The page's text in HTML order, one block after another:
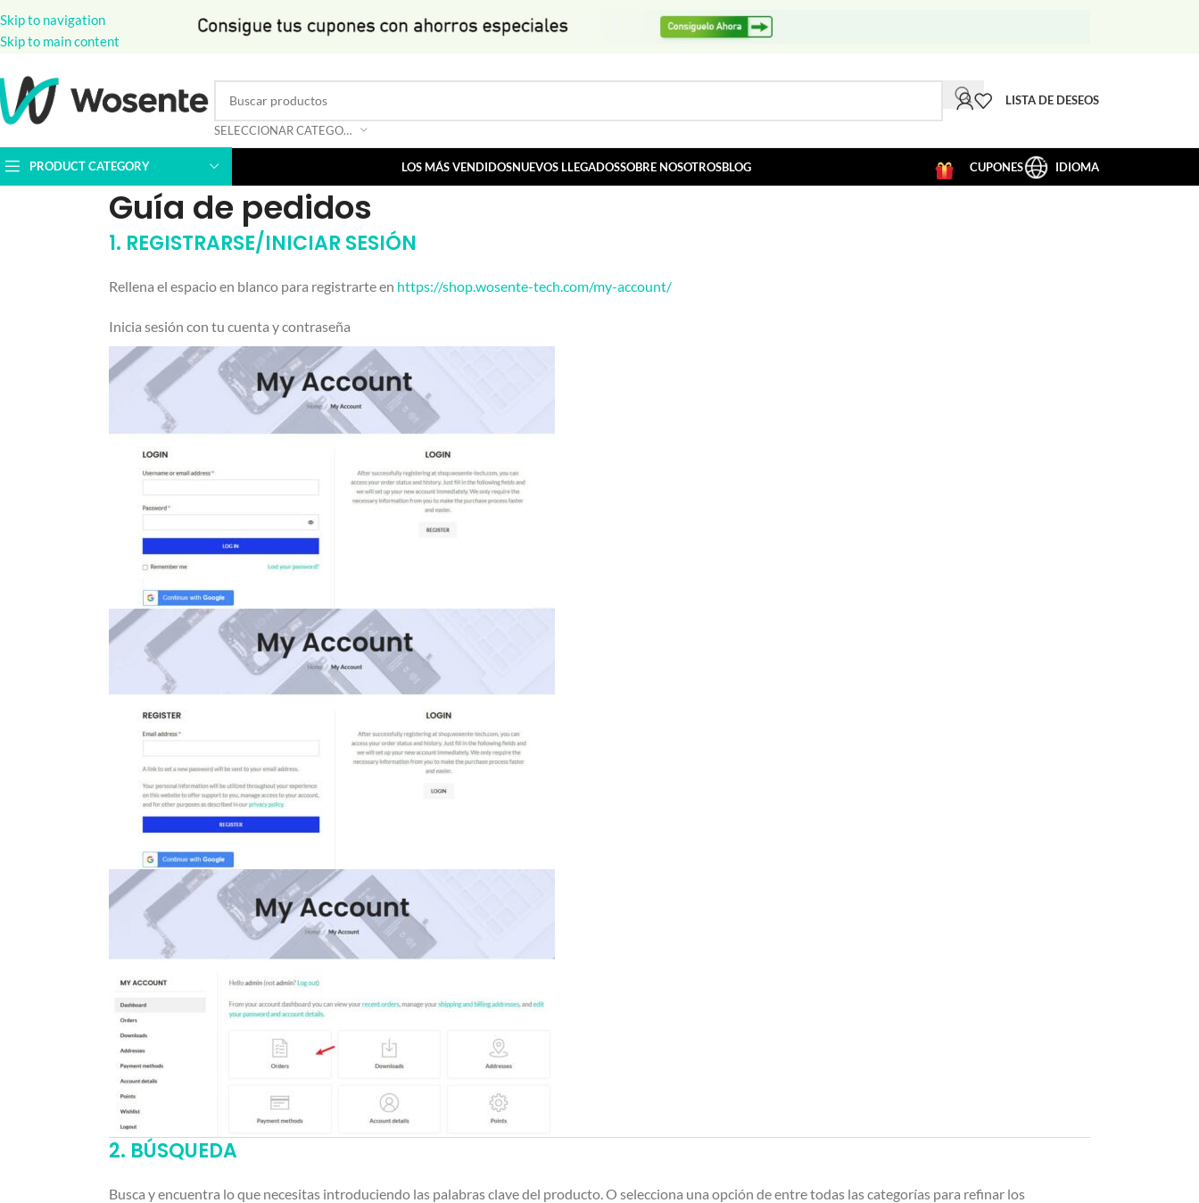
Skip to navigation
Skip to main content
SELECCIONAR CATEGORÍA
LISTA DE DESEOS
PRODUCT CATEGORY LOS MÁS VENDIDOSNUEVOS LLEGADOSSOBRE NOSOTROSBLOG CUPONES IDIOMA
Guía de pedidos
1. REGISTRARSE/INICIAR SESIÓN
Rellena el espacio en blanco para registrarte en https://shop.wosente-tech.com/my-account/
Inicia sesión con tu cuenta y contraseña
2. BÚSQUEDA
Busca y encuentra lo que necesitas introduciendo las palabras clave del producto. O selecciona una opción de entre todas las categorías para refinar los